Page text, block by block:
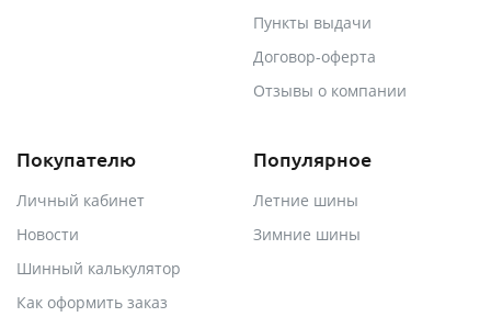
Пункты выдачи
Договор-оферта
Отзывы о компании
Покупателю
Личный кабинет
Новости
Шинный калькулятор
Как оформить заказ
Популярное
Летние шины
Зимние шины